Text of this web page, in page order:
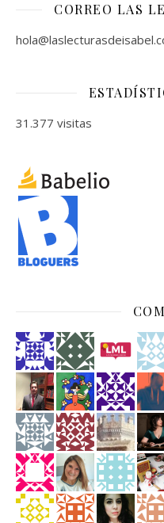
CORREO LAS
31.377 visitas